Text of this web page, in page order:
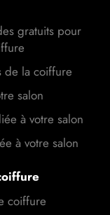
gratuits pour
de la coiffure
salon
à votre salon
à votre salon
coiffure